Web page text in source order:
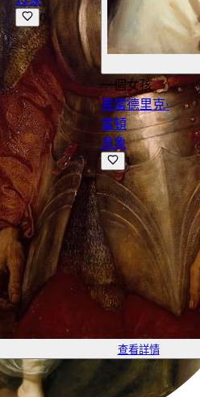
查看詳情
0
一個女孩
弗雷德里克·
雷頓
具象
1